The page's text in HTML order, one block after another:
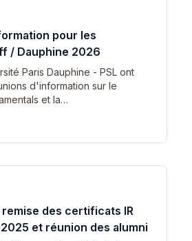
pour les
/ Dauphine 2026
Paris Dauphine - PSL ont
d'information sur le
et la…
des certificats IR
et réunion des alumni